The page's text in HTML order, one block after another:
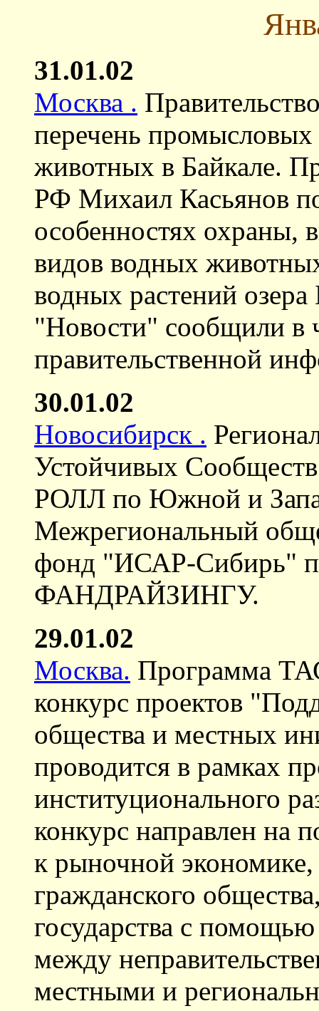
31.01.02
Москва .
перечень
животных в Байкале.
РФ Михаил Касьянов
особенностях охраны,
видов водных
водных растений
"Новости" сообщили в
правительственной
30.01.02
Новосибирск .
Устойчивых
РОЛЛ по Южной и
Межрегиональный
фонд "ИСАР-Сибирь"
ФАНДРАЙЗИНГУ.
29.01.02
Москва. Программа
конкурс проектов
общества и местных
проводится в рамках
институционального
конкурс направлен на
к рыночной
гражданского
государства с помощью
между
местными и